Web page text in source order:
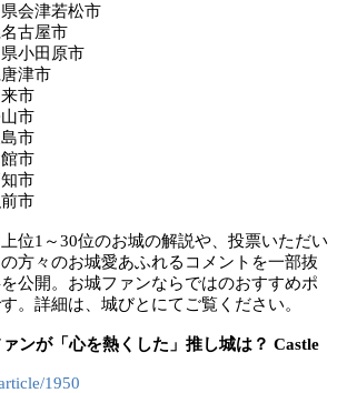
会津若松市
名古屋市
小田原市
津市
市
山市
島市
館市
知市
市
上位1～30位のお城の解説や、投票いただい
方々のお城愛あふれるコメントを一部抜
公開。お城ファンならではのおすすめポ
。詳細は、城びとにてご覧ください。
ァンが「心を熱くした」推し城は？ Castle
1950